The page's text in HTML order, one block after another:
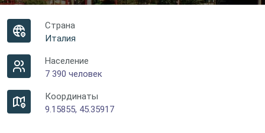
Страна
Италия
Население
7 390 человек
Координаты
9.15855, 45.35917